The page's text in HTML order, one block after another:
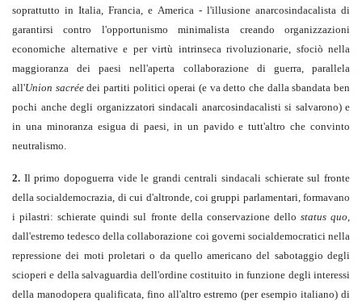
soprattutto in Italia, Francia, e America - l'illusione anarcosindacalista di
garantirsi contro l'opportunismo minimalista creando organizzazioni
economiche alternative e per virtù intrinseca rivoluzionarie, sfociò nella
maggioranza dei paesi nell'aperta collaborazione di guerra, parallela
all'Union sacréedei partiti politici operai (e va detto che dalla sbandata ben
pochi anche degli organizzatori sindacali anarcosindacalisti si salvarono) e
in una minoranza esigua di paesi, in un pavido e tutt'altro che convinto
neutralismo.
2. Il primo dopoguerra vide le grandi centrali sindacali schierate sul fronte
della socialdemocrazia, di cui d'altronde, coi gruppi parlamentari, formavano
i pilastri: schierate quindi sul fronte della conservazione dello status quo,
dall'estremo tedesco della collaborazione coi governi socialdemocratici nella
repressione dei moti proletari o da quello americano del sabotaggio degli
scioperi e della salvaguardia dell'ordine costituito in funzione degli interessi
della manodopera qualificata, fino all'altro estremo (per esempio italiano) di